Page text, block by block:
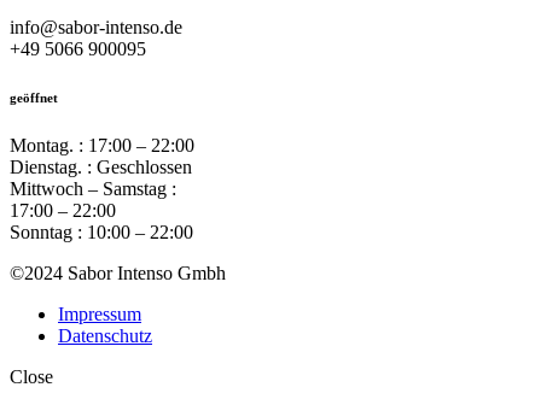
info@sabor-intenso.de
+49 5066 900095
geöffnet
Montag. : 17:00 – 22:00
Dienstag. : Geschlossen
Mittwoch – Samstag :
17:00 – 22:00
Sonntag : 10:00 – 22:00
©2024 Sabor Intenso Gmbh
Impressum
Datenschutz
Close